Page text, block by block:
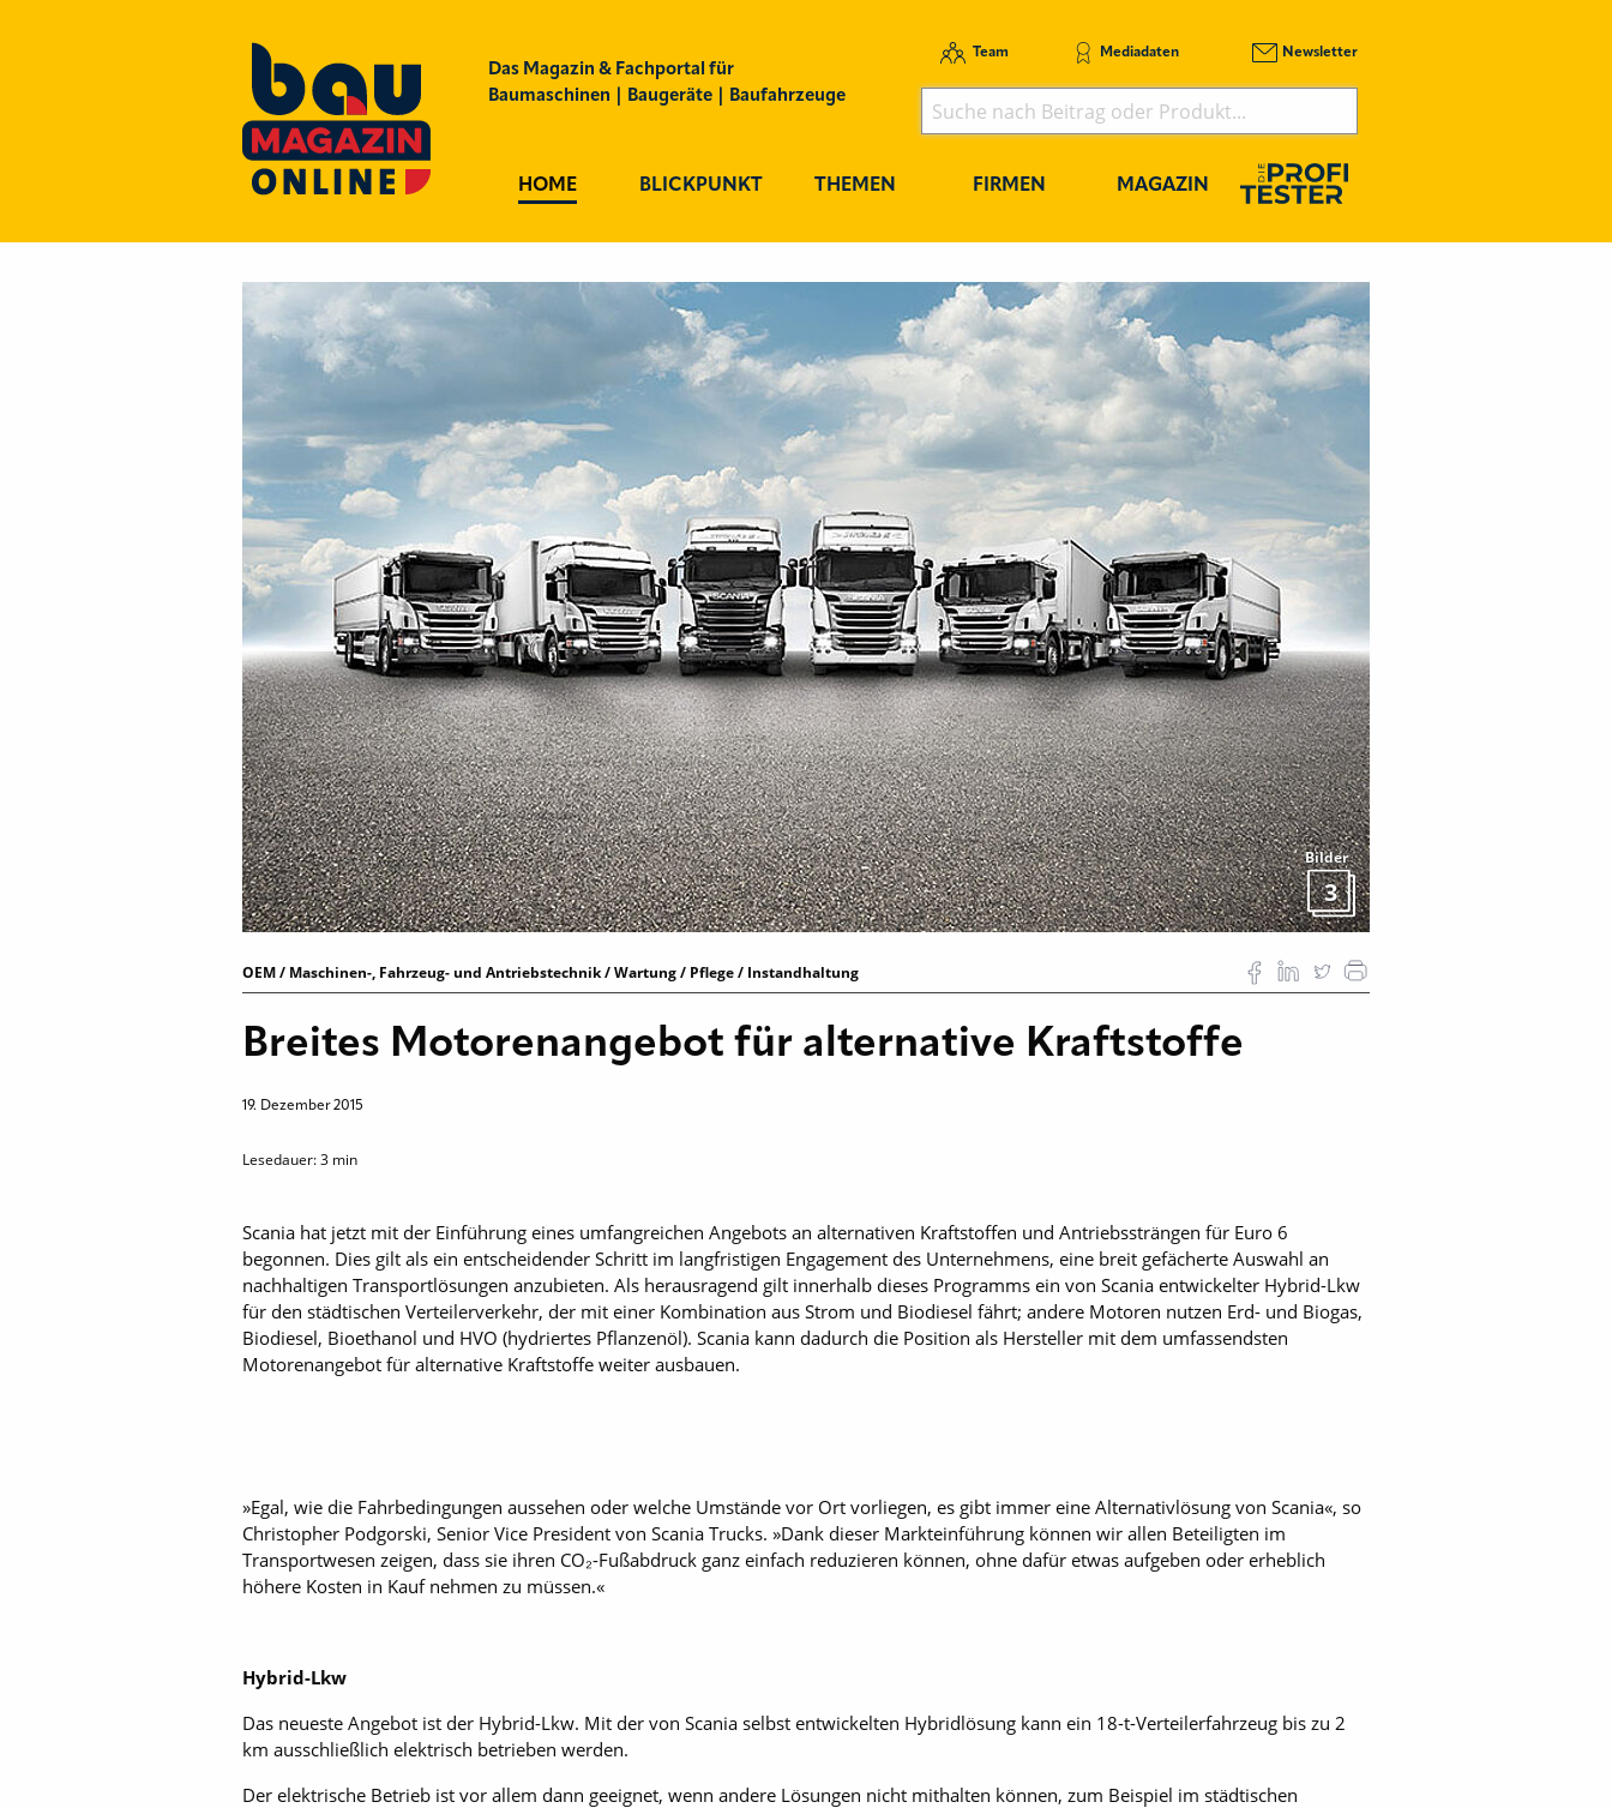
Das Magazin & Fachportal für
Baumaschinen | Baugeräte | Baufahrzeuge
Team Mediadaten Newsletter
HOME BLICKPUNKT THEMEN FIRMEN MAGAZIN
Bilder
3
OEM / Maschinen-, Fahrzeug- und Antriebstechnik / Wartung / Pflege / Instandhaltung
Breites Motorenangebot für alternative Kraftstoffe
19. Dezember 2015
Lesedauer:3 min
Scania hat jetzt mit der Einführung eines umfangreichen Angebots an alternativen Kraftstoffen und Antriebssträngen für Euro 6
begonnen. Dies gilt als ein entscheidender Schritt im langfristigen Engagement des Unternehmens, eine breit gefächerte Auswahl an
nachhaltigen Transportlösungen anzubieten. Als herausragend gilt innerhalb dieses Programms ein von Scania entwickelter Hybrid-Lkw
für den städtischen Verteilerverkehr, der mit einer Kombination aus Strom und Biodiesel fährt; andere Motoren nutzen Erd- und Biogas,
Biodiesel, Bioethanol und HVO (hydriertes Pflanzenöl). Scania kann dadurch die Position als Hersteller mit dem umfassendsten
Motorenangebot für alternative Kraftstoffe weiter ausbauen.
»Egal, wie die Fahrbedingungen aussehen oder welche Umstände vor Ort vorliegen, es gibt immer eine Alternativlösung von Scania«, so
Christopher Podgorski, Senior Vice President von Scania Trucks. »Dank dieser Markteinführung können wir allen Beteiligten im
Transportwesen zeigen, dass sie ihren CO₂-Fußabdruck ganz einfach reduzieren können, ohne dafür etwas aufgeben oder erheblich
höhere Kosten in Kauf nehmen zu müssen.«
Hybrid-Lkw
Das neueste Angebot ist der Hybrid-Lkw. Mit der von Scania selbst entwickelten Hybridlösung kann ein 18-t-Verteilerfahrzeug bis zu 2
km ausschließlich elektrisch betrieben werden.
Der elektrische Betrieb ist vor allem dann geeignet, wenn andere Lösungen nicht mithalten können, zum Beispiel im städtischen